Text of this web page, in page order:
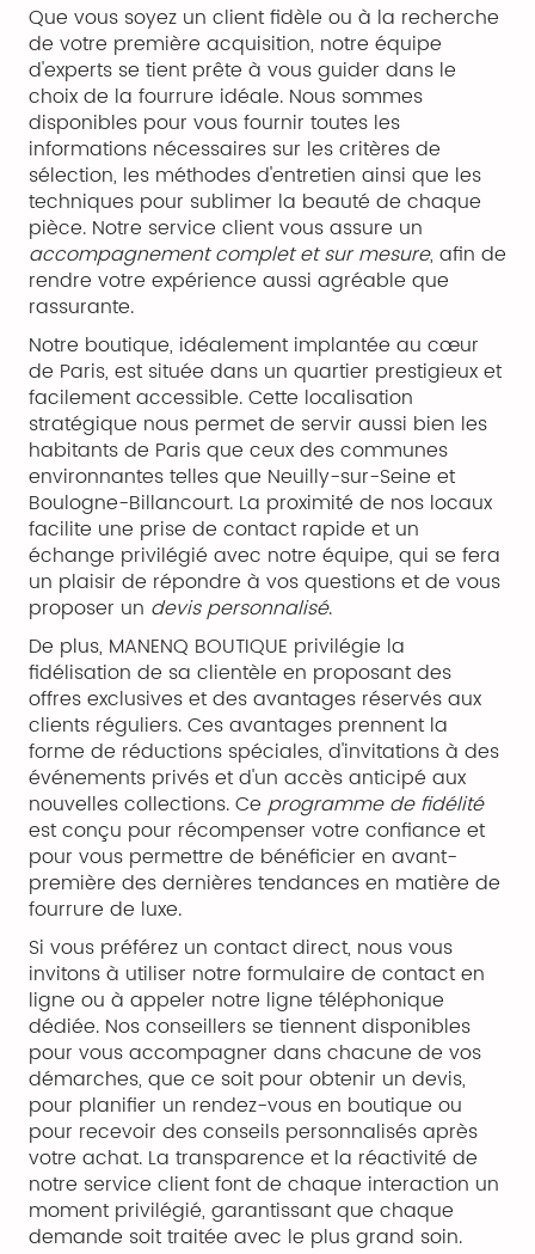
Que vous soyez un client fidèle ou à la recherche
de votre première acquisition, notre équipe
d'experts se tient prête à vous guider dans le
choix de la fourrure idéale. Nous sommes
disponibles pour vous fournir toutes les
informations nécessaires sur les critères de
sélection, les méthodes d'entretien ainsi que les
techniques pour sublimer la beauté de chaque
pièce. Notre service client vous assure un
accompagnement complet et sur mesure, afin de
rendre votre expérience aussi agréable que
rassurante.
Notre boutique, idéalement implantée au cœur
de Paris, est située dans un quartier prestigieux et
facilement accessible. Cette localisation
stratégique nous permet de servir aussi bien les
habitants de Paris que ceux des communes
environnantes telles que Neuilly-sur-Seine et
Boulogne-Billancourt. La proximité de nos locaux
facilite une prise de contact rapide et un
échange privilégié avec notre équipe, qui se fera
un plaisir de répondre à vos questions et de vous
proposer un devis personnalisé.
De plus, MANENQ BOUTIQUE privilégie la
fidélisation de sa clientèle en proposant des
offres exclusives et des avantages réservés aux
clients réguliers. Ces avantages prennent la
forme de réductions spéciales, d'invitations à des
événements privés et d'un accès anticipé aux
nouvelles collections. Ce programme de fidélité
est conçu pour récompenser votre confiance et
pour vous permettre de bénéficier en avant-
première des dernières tendances en matière de
fourrure de luxe.
Si vous préférez un contact direct, nous vous
invitons à utiliser notre formulaire de contact en
ligne ou à appeler notre ligne téléphonique
dédiée. Nos conseillers se tiennent disponibles
pour vous accompagner dans chacune de vos
démarches, que ce soit pour obtenir un devis,
pour planifier un rendez-vous en boutique ou
pour recevoir des conseils personnalisés après
votre achat. La transparence et la réactivité de
notre service client font de chaque interaction un
moment privilégié, garantissant que chaque
demande soit traitée avec le plus grand soin.